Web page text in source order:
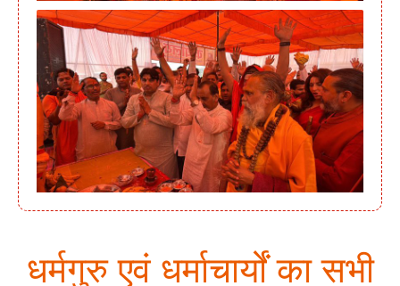
धर्मगुरु एवं धर्माचार्यों का सभी